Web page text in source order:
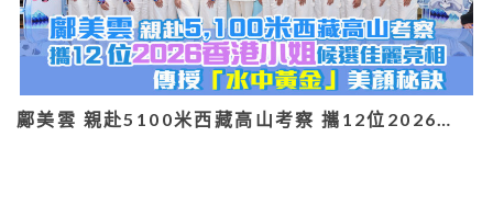
鄺美雲 親赴5100米西藏高山考察 攜12位2026…